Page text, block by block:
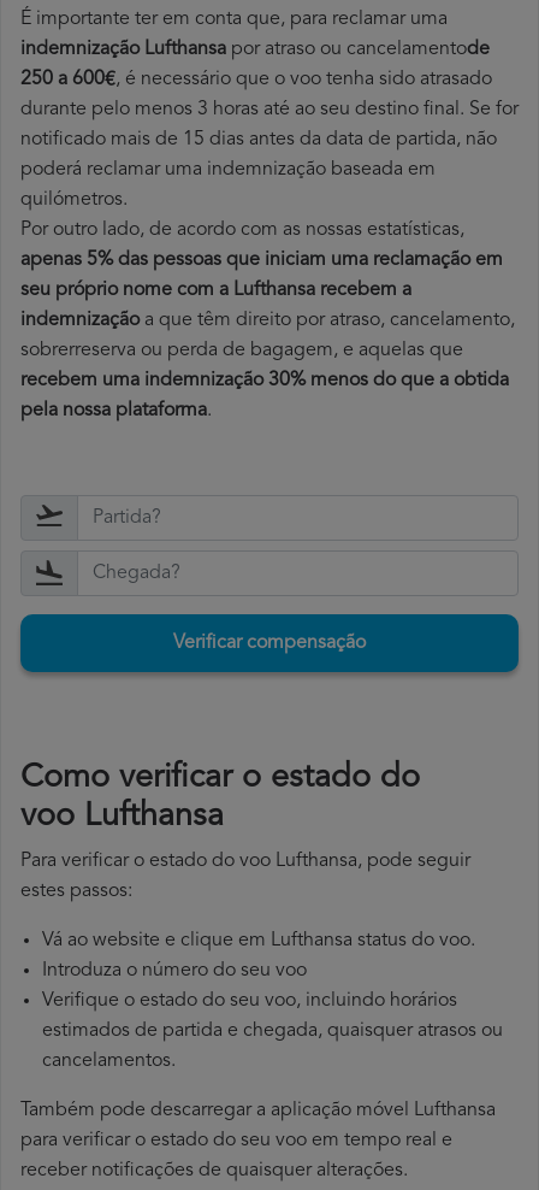
É importante ter em conta que, para reclamar uma
indemnização Lufthansa por atraso ou cancelamentode
250 a 600€, é necessário que o voo tenha sido atrasado
durante pelo menos 3 horas até ao seu destino final. Se for
notificado mais de 15 dias antes da data de partida, não
poderá reclamar uma indemnização baseada em
quilómetros.
Por outro lado, de acordo com as nossas estatísticas,
apenas 5% das pessoas que iniciam uma reclamação em
seu próprio nome com a Lufthansa recebem a
indemnizaçãoa que têm direito por atraso, cancelamento,
sobrerreserva ou perda de bagagem, e aquelas que
recebem uma indemnização 30% menos do que a obtida
pela nossa plataforma.
Verificar compensação
​Como verificar o estado do
voo Lufthansa
Para verificar o estado do voo Lufthansa, pode seguir
estes passos:
Vá ao website e clique em Lufthansa status do voo.
Introduza o número do seu voo
Verifique o estado do seu voo, incluindo horários
estimados de partida e chegada, quaisquer atrasos ou
cancelamentos.
Também pode descarregar a aplicação móvel Lufthansa
para verificar o estado do seu voo em tempo real e
receber notificações de quaisquer alterações.